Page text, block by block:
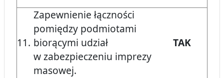
11.
Zapewnienie łączności
pomiędzy podmiotami
biorącymi udział
w zabezpieczeniu imprezy
masowej.
TAK